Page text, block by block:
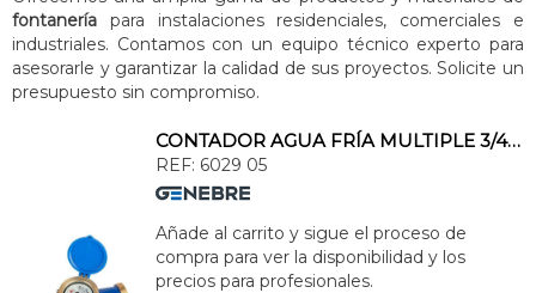
fontanería para instalaciones residenciales, comerciales e
industriales. Contamos con un equipo técnico experto para
asesorarle y garantizar la calidad de sus proyectos. Solicite un
presupuesto sin compromiso.
CONTADOR AGUA FRÍA MULTIPLE 3/4x3/4" DN15
REF: 6029 05
Añade al carrito y sigue el proceso de
compra para ver la disponibilidad y los
precios para profesionales.